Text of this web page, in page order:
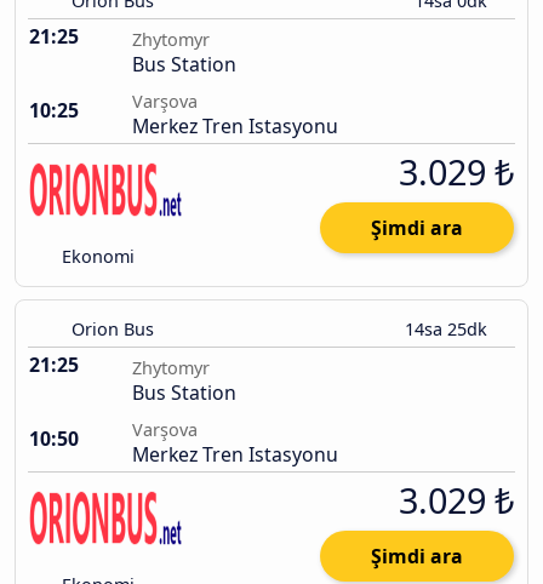
21:25 Zhytomyr
Bus Station
10:25
Varşova
Merkez Tren Istasyonu
Ekonomi
3.029 ₺
Şimdi ara
Orion Bus 14sa 25dk
21:25 Zhytomyr
Bus Station
10:50
Varşova
Merkez Tren Istasyonu
3.029 ₺
Şimdi ara